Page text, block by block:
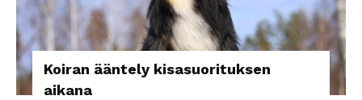
Koiran ääntely kisasuorituksen
aikana